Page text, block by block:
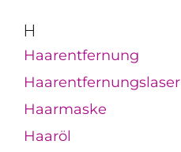
H
Haarentfernung
Haarentfernungslaser
Haarmaske
Haaröl